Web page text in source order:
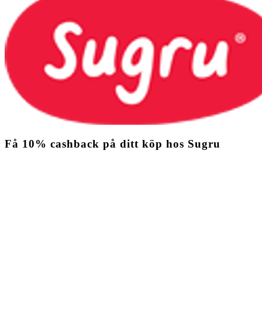
Få 10% cashback på ditt köp hos Sugru